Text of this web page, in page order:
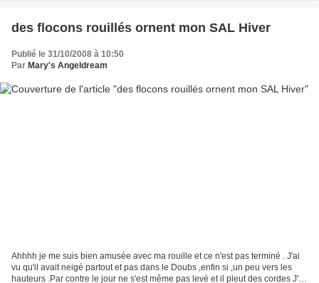
des flocons rouillés ornent mon SAL Hiver
Publié le 31/10/2008 à 10:50
Par Mary's Angeldream
Ahhhh je me suis bien amusée avec ma rouille et ce n'est pas terminé . J'ai
vu qu'il avait neigé partout et pas dans le Doubs ,enfin si ,un peu vers les
hauteurs .Par contre le jour ne s'est même pas levé et il pleut des cordes J'ai